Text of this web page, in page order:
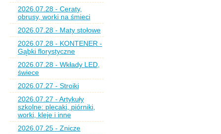
2026.07.28 - Ceraty,
obrusy, worki na śmieci
2026.07.28 - Maty stołowe
2026.07.28 - KONTENER -
Gąbki florystyczne
2026.07.28 - Wkłady LED,
świece
2026.07.27 - Stroiki
2026.07.27 - Artykuły
szkolne: plecaki, piórniki,
worki, kleje i inne
2026.07.25 - Znicze